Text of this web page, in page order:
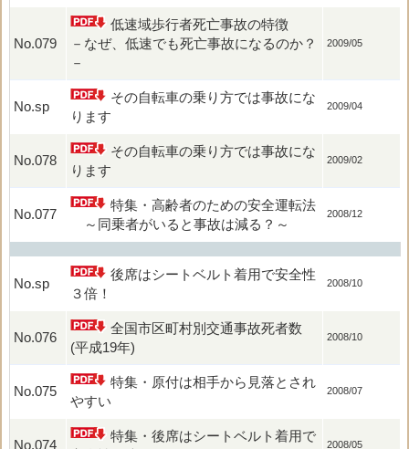
No.079
低速域歩行者死亡事故の特徴
－なぜ、低速でも死亡事故になるのか？
－
2009/05
No.sp
その自転車の乗り方では事故にな
ります
2009/04
No.078
その自転車の乗り方では事故にな
ります
2009/02
No.077
特集・高齢者のための安全運転法
～同乗者がいると事故は減る？～
2008/12
No.sp
後席はシートベルト着用で安全性
３倍！
2008/10
No.076
全国市区町村別交通事故死者数
(平成19年)
2008/10
No.075
特集・原付は相手から見落とされ
やすい
2008/07
No.074
特集・後席はシートベルト着用で
2008/05